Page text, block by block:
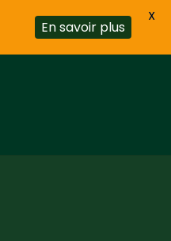
En savoir plus
X